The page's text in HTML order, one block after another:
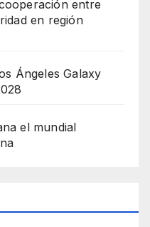
entre
en región
Ángeles Galaxy
el mundial